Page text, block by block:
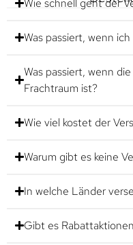
Wie schnell geht der
Was passiert, wenn
Was passiert, wenn
Frachtraum ist?
Wie viel kostet der
Warum gibt es keine
In welche Länder
Gibt es